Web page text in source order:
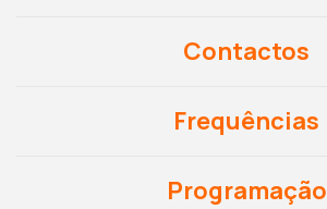
Contactos
Frequências
Programação